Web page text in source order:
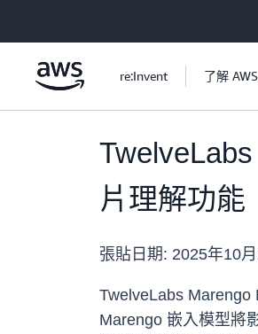
re:Invent 了解 AWS
片理解功能
張貼日期: 2025年10
TwelveLabs Marengo
Marengo 嵌入模型將